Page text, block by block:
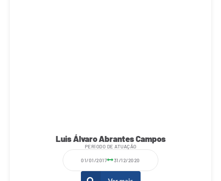
PPA - PLANO PLURIANUAL 2026/2029
PCA (Planos de Contratações Anuais)
Luis Álvaro Abrantes Campos
PERÍODO DE ATUAÇÃO
01/01/2017 31/12/2020